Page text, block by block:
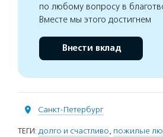
по любому вопросу в
Вместе мы этого достигнем
Внести вклад
Санкт-Петербург
ТЕГИ: долго и счастливо, пожилые